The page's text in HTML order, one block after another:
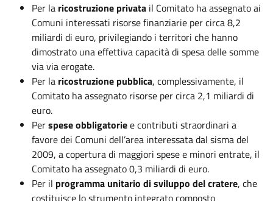
Per la ricostruzione privata il Comitato ha assegnato ai
Comuni interessati risorse finanziarie per circa 8,2
miliardi di euro, privilegiando i territori che hanno
dimostrato una effettiva capacità di spesa delle somme
via via erogate.
Per la ricostruzione pubblica, complessivamente, il
Comitato ha assegnato risorse per circa 2,1 miliardi di
euro.
Perspese obbligatoriee contributi straordinari a
favore dei Comuni dell’area interessata dal sisma del
2009, a copertura di maggiori spese e minori entrate, il
Comitato ha assegnato 0,3 miliardi di euro.
Per il programma unitario di sviluppo del cratere, che
costituisce lo strumento integrato composto